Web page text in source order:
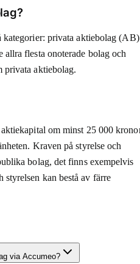
privata aktiebolag (AB)
flesta onoterade bolag och
privata aktiebolag.
om minst 25 000
Kraven på styrelse och
bolag, det finns exempelvis
kan bestå av färre
via Accumeo?